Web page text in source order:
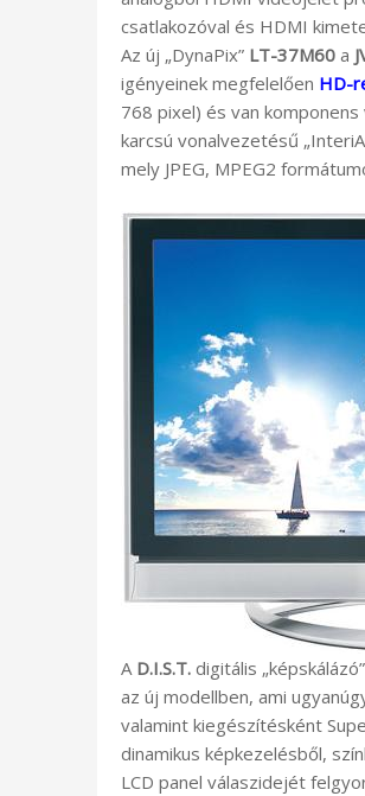
csatlakozóval és HDMI
Az új „DynaPix” LT-37M60 a
igényeinek megfelelően HD-
768 pixel) és van komponens
karcsú vonalvezetésű
mely JPEG, MPEG2
A D.I.S.T. digitális
az új modellben, ami
valamint kiegészítésként
dinamikus képkezelésből,
LCD panel válaszidejét